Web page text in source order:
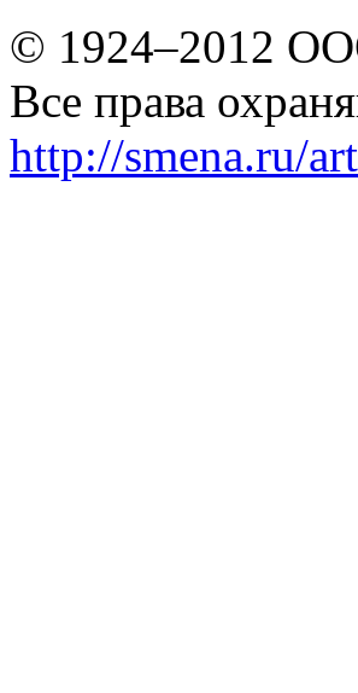
© 1924–2012
Все права
http://smena.ru/